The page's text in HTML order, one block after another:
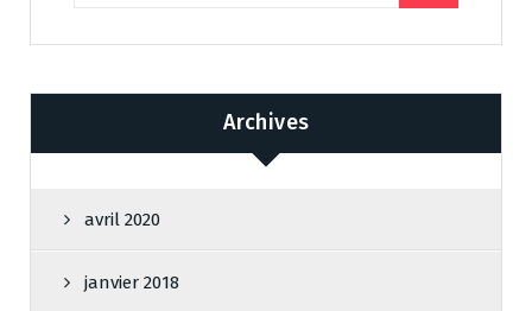
Archives
avril 2020
janvier 2018